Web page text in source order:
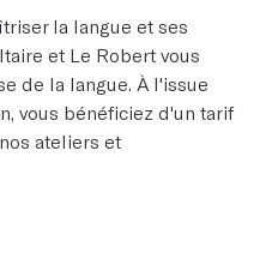
la langue et ses
et Le Robert vous
de la langue. À l'issue
vous bénéficiez d'un tarif
ateliers et